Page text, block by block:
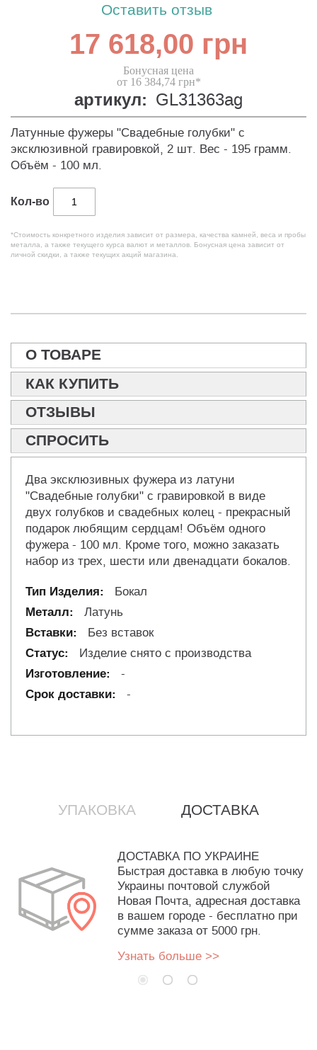
Оставить отзыв
17 618,00 грн
Бонусная цена
от 16 384,74 грн*
артикул: GL31363ag
Латунные фужеры "Свадебные голубки" с
эксклюзивной гравировкой, 2 шт. Вес - 195 грамм.
Объём - 100 мл.
Кол-во
*Стоимость конкретного изделия зависит от размера, качества камней, веса и пробы
металла, а также текущего курса валют и металлов. Бонусная цена зависит от
личной скидки, а также текущих акций магазина.
О ТОВАРЕ
КАК КУПИТЬ
ОТЗЫВЫ
СПРОСИТЬ
Два эксклюзивных фужера из латуни
"Свадебные голубки" с гравировкой в виде
двух голубков и свадебных колец - прекрасный
подарок любящим сердцам! Объём одного
фужера - 100 мл. Кроме того, можно заказать
набор из трех, шести или двенадцати бокалов.
Бокал
Латунь
Без вставок
Изделие снято с производства
-
-
УПАКОВКА ДОСТАВКА
ДОСТАВКА ПО УКРАИНЕ
Быстрая доставка в любую точку
Украины почтовой службой
Новая Почта, адресная доставка
в вашем городе - бесплатно при
сумме заказа от 5000 грн.
Узнать больше >>